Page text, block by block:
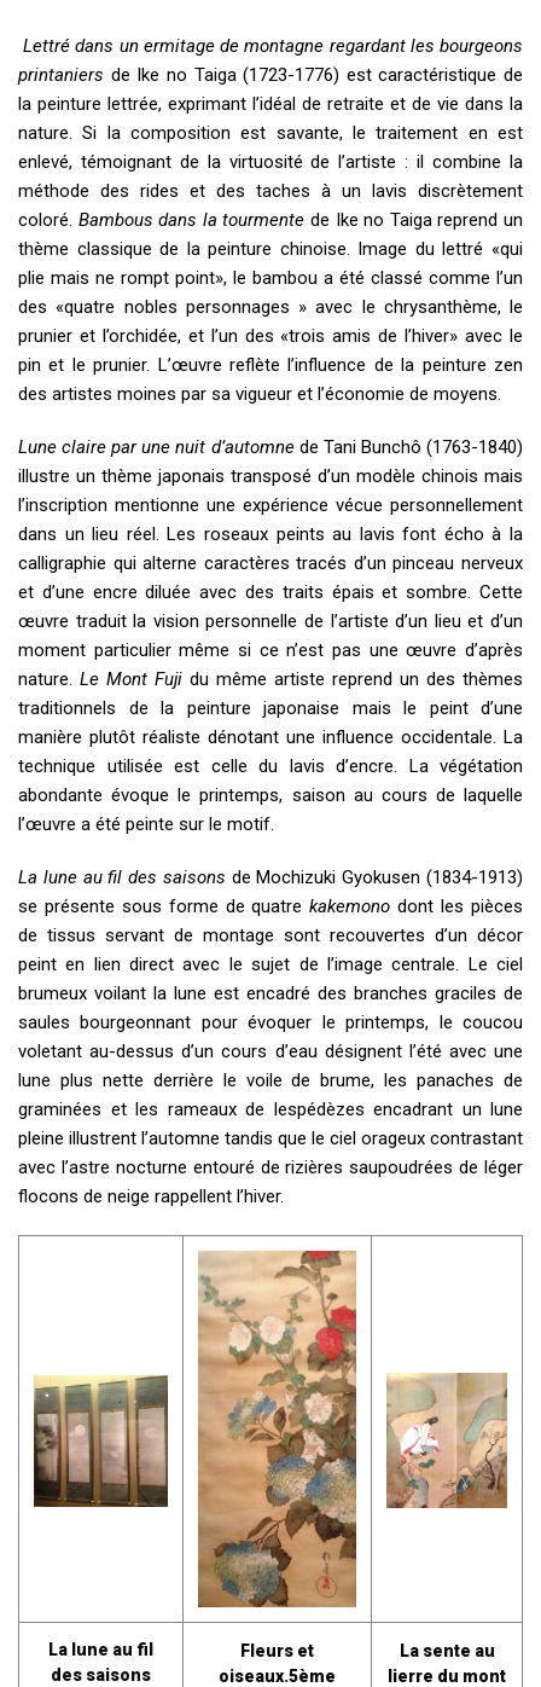
Lettré dans un ermitage de montagne regardant les bourgeons
printaniers de Ike no Taiga (1723-1776) est caractéristique de
la peinture lettrée, exprimant l’idéal de retraite et de vie dans la
nature. Si la composition est savante, le traitement en est
enlevé, témoignant de la virtuosité de l’artiste : il combine la
méthode des rides et des taches à un lavis discrètement
coloré. Bambous dans la tourmente de Ike no Taiga reprend un
thème classique de la peinture chinoise. Image du lettré «qui
plie mais ne rompt point», le bambou a été classé comme l’un
des «quatre nobles personnages » avec le chrysanthème, le
prunier et l’orchidée, et l’un des «trois amis de l’hiver» avec le
pin et le prunier. L’œuvre reflète l’influence de la peinture zen
des artistes moines par sa vigueur et l’économie de moyens.
Lune claire par une nuit d’automnede Tani Bunchô (1763-1840)
illustre un thème japonais transposé d’un modèle chinois mais
l’inscription mentionne une expérience vécue personnellement
dans un lieu réel. Les roseaux peints au lavis font écho à la
calligraphie qui alterne caractères tracés d’un pinceau nerveux
et d’une encre diluée avec des traits épais et sombre. Cette
œuvre traduit la vision personnelle de l’artiste d’un lieu et d’un
moment particulier même si ce n’est pas une œuvre d’après
nature. Le Mont Fuji du même artiste reprend un des thèmes
traditionnels de la peinture japonaise mais le peint d’une
manière plutôt réaliste dénotant une influence occidentale. La
technique utilisée est celle du lavis d’encre. La végétation
abondante évoque le printemps, saison au cours de laquelle
l’œuvre a été peinte sur le motif.
La lune au fil des saisons de Mochizuki Gyokusen (1834-1913)
se présente sous forme de quatrekakemono dont les pièces
de tissus servant de montage sont recouvertes d’un décor
peint en lien direct avec le sujet de l’image centrale. Le ciel
brumeux voilant la lune est encadré des branches graciles de
saules bourgeonnant pour évoquer le printemps, le coucou
voletant au-dessus d’un cours d’eau désignent l’été avec une
lune plus nette derrière le voile de brume, les panaches de
graminées et les rameaux de lespédèzes encadrant un lune
pleine illustrent l’automne tandis que le ciel orageux contrastant
avec l’astre nocturne entouré de rizières saupoudrées de léger
flocons de neige rappellent l’hiver.
La lune au fil
des saisons
Fleurs et
oiseaux.5ème
La sente au
lierre du mont